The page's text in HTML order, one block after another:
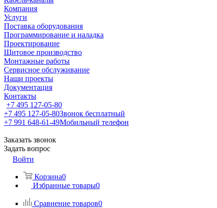
Компания
Услуги
Поставка оборудования
Программирование и наладка
Проектирование
Щитовое производство
Монтажные работы
Сервисное обслуживание
Наши проекты
Документация
Контакты
+7 495 127-05-80
+7 495 127-05-80Звонок бесплатный
+7 991 648-61-49Мобильный телефон
Заказать звонок
Задать вопрос
Войти
Корзина0
Избранные товары0
Сравнение товаров0